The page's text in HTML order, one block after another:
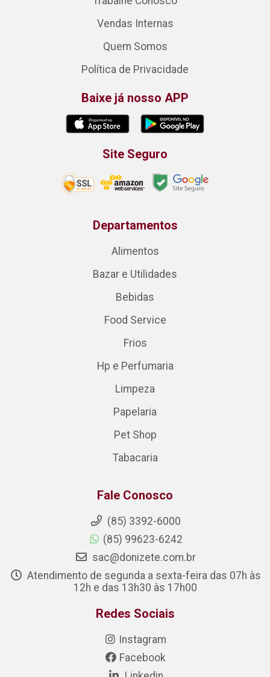
Vendas Internas
Quem Somos
Política de Privacidade
Baixe já nosso APP
Site Seguro
Departamentos
Alimentos
Bazar e Utilidades
Bebidas
Food Service
Frios
Hp e Perfumaria
Limpeza
Papelaria
Pet Shop
Tabacaria
Fale Conosco
(85) 3392-6000
(85) 99623-6242
sac@donizete.com.br
Atendimento de segunda a sexta-feira das 07h às
12h e das 13h30 às 17h00
Redes Sociais
Instagram
Facebook